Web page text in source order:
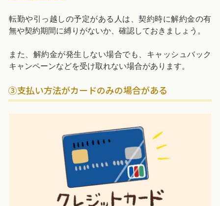
転勤や引っ越しの予定がある人は、契約時に解約金の有
無や契約期間に縛りがないか、確認しておきましょう。
また、解約金が発生しない場合でも、キャッシュバック
キャンペーンなどを受け取れない場合があります。
③支払い方法がカードのみの場合がある